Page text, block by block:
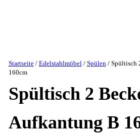
Startseite/ Edelstahlmöbel/ Spülen/ Spültisch
160cm
Spültisch 2
Aufkantung B